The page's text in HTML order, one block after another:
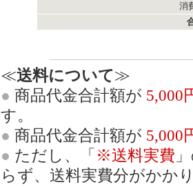
消
≪送料について≫
● 商品代金合計額が 5,000
す。
● 商品代金合計額が 5,000
● ただし、「 ※送料実費
らず、送料実費分がかか